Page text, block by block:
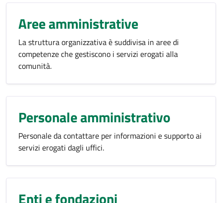
Aree amministrative
La struttura organizzativa è suddivisa in aree di
competenze che gestiscono i servizi erogati alla
comunità.
Personale amministrativo
Personale da contattare per informazioni e supporto ai
servizi erogati dagli uffici.